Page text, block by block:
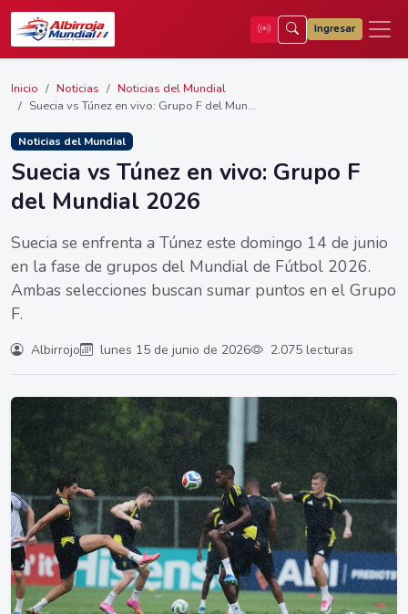
Ingresar
Inicio Noticias
Noticias del Mundial
Suecia vs Túnez en vivo: Grupo F del Mun...
Noticias del Mundial
Suecia vs Túnez en vivo: Grupo F
del Mundial 2026
Suecia se enfrenta a Túnez este domingo 14 de junio
en la fase de grupos del Mundial de Fútbol 2026.
Ambas selecciones buscan sumar puntos en el Grupo
F.
Albirrojo lunes 15 de junio de 2026 2.075 lecturas